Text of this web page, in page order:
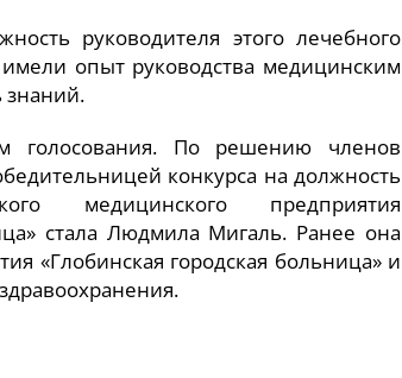
руководителя этого лечебного
опыт руководства медицинским
знаний.
голосования. По решению членов
конкурса на должность
медицинского предприятия
стала Людмила Мигаль. Ранее она
«Глобинская городская больница» и